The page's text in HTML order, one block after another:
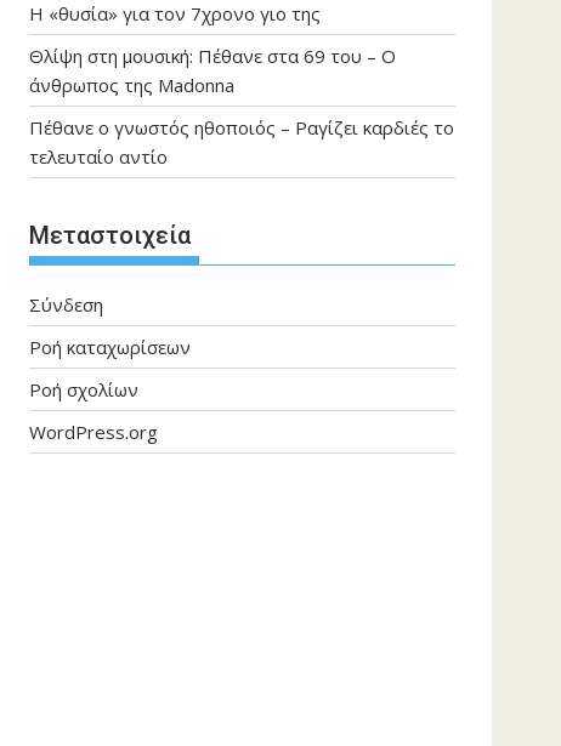
Η «θυσία» για τον 7χρονο γιο της
Θλίψη στη μουσική: Πέθανε στα 69 του – Ο
άνθρωπος της Madonna
Πέθανε ο γνωστός ηθοποιός – Ραγίζει καρδιές το
τελευταίο αντίο
Μεταστοιχεία
Σύνδεση
Ροή καταχωρίσεων
Ροή σχολίων
WordPress.org